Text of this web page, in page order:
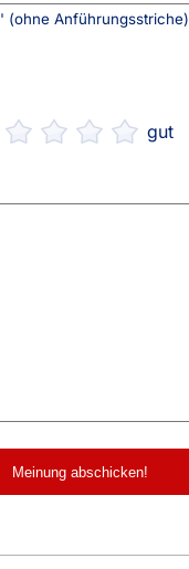
gut
' (ohne Anführungsstriche)